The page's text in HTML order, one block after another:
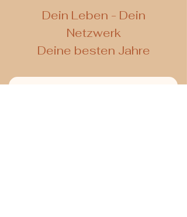
Dein Leben - Dein
Netzwerk
Deine besten Jahre